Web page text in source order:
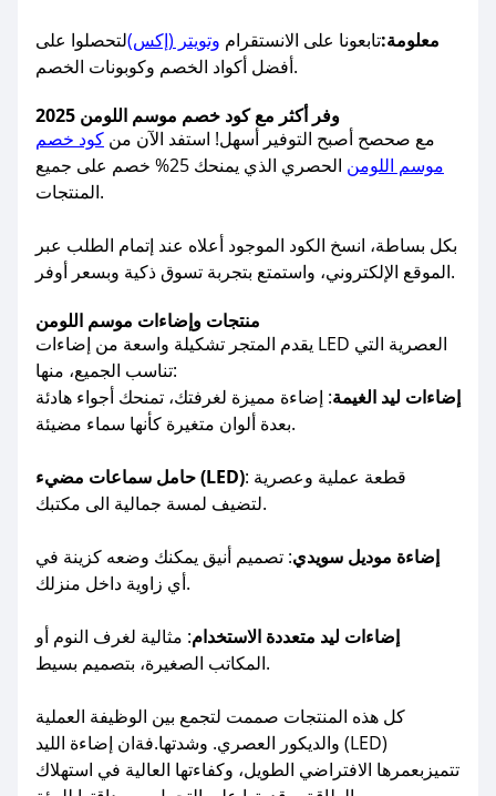
معلومة:تابعونا على الانستقرام وتويتر (إكس)لتحصلوا على
أفضل أكواد الخصم وكوبونات الخصم.
وفر أكثر مع كود خصم موسم اللومن 2025
مع صحصح أصبح التوفير أسهل! استفد الآن من كود خصم
موسم اللومن
الحصري الذي يمنحك 25% خصم على جميع
المنتجات.
بكل بساطة، انسخ الكود الموجود أعلاه عند إتمام الطلب عبر
الموقع الإلكتروني، واستمتع بتجربة تسوق ذكية وبسعر أوفر.
منتجات وإضاءات موسم اللومن
يقدم المتجر تشكيلة واسعة من إضاءات LED العصرية التي
تناسب الجميع، منها:
إضاءات ليد الغيمة: إضاءة مميزة لغرفتك، تمنحك أجواء هادئة
بعدة ألوان متغيرة كأنها سماء مضيئة.
حامل سماعات مضيء (LED): قطعة عملية وعصرية
لتضيف لمسة جمالية الى مكتبك.
إضاءة موديل سويدي: تصميم أنيق يمكنك وضعه كزينة في
أي زاوية داخل منزلك.
إضاءات ليد متعددة الاستخدام: مثالية لغرف النوم أو
المكاتب الصغيرة، بتصميم بسيط.
كل هذه المنتجات صممت لتجمع بين الوظيفة العملية
والديكور العصري. وشدتها.فةان إضاءة الليد (LED)
تتميزبعمرها الافتراضي الطويل، وكفاءتها العالية في استهلاك